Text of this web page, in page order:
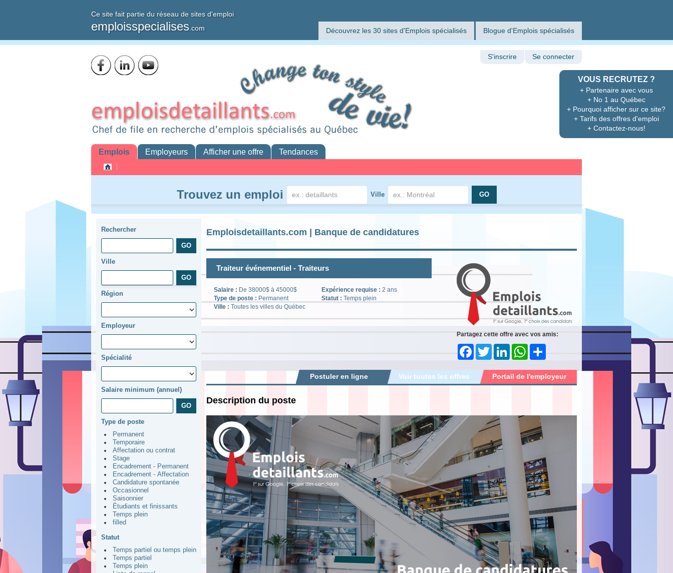
Ce site fait partie du réseau de sites d'emploi
emploisspecialises .com Découvrez les 30 sites d'Emplois spécialisés Blogue d'Emplois spécialisés
VOUS RECRUTEZ ?
+ Partenaire avec vous
+ No 1 au Québec
+ Pourquoi afficher sur ce site?
+ Tarifs des offres d'emploi
+ Contactez-nous!
S'inscrire Se connecter
Emplois Employeurs Afficher une offre Tendances
Trouvez un emploi Ville
Rechercher
Ville
Région
Employeur
Spécialité
Salaire minimum (annuel)
Type de poste
Permanent
Temporaire
Affectation ou contrat
Stage
Encadrement - Permanent
Encadrement - Affectation
Candidature spontanée
Occasionnel
Saisonnier
Étudiants et finissants
Temps plein
filled
Statut
Temps partiel ou temps plein
Temps partiel
Temps plein
Emploisdetaillants.com | Banque de candidatures
Traiteur événementiel - Traiteurs
Salaire : De 38000$ à 45000$
Type de poste : Permanent
Ville : Toutes les villes du Québec
Expérience requise : 2 ans
Statut : Temps plein
Partagez cette offre avec vos amis:
FacebookTwitter LinkedInWhatsApp
Portail de l'employeur
Voir toutes les offres
Postuler en ligne
Description du poste